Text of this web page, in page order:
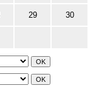
29 30